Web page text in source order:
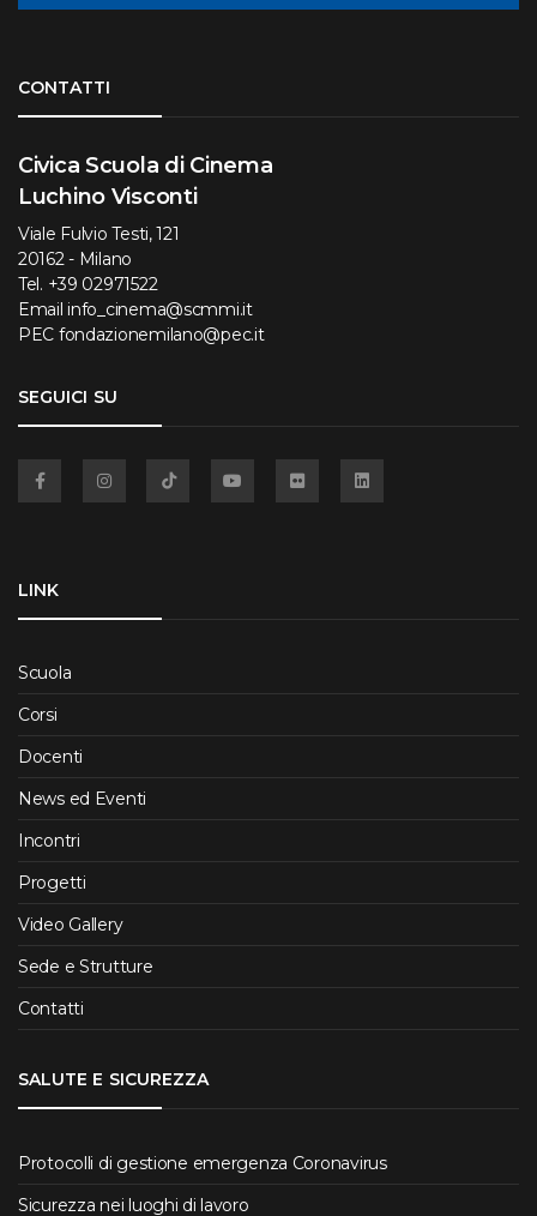
CONTATTI
Civica Scuola di Cinema
Luchino Visconti
Viale Fulvio Testi, 121
20162 - Milano
Tel. +39 02971522
Email info_cinema@scmmi.it
PEC fondazionemilano@pec.it
SEGUICI SU
LINK
Scuola
Corsi
Docenti
News ed Eventi
Incontri
Progetti
Video Gallery
Sede e Strutture
Contatti
SALUTE E SICUREZZA
Protocolli di gestione emergenza Coronavirus
Sicurezza nei luoghi di lavoro